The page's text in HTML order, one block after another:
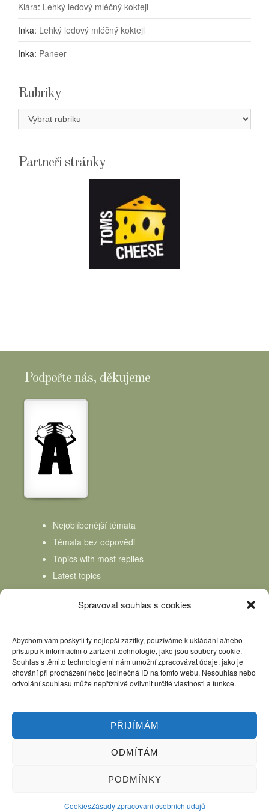
Spravovat souhlas s cookies
Abychom vám poskytli ty nejlepší zážitky, používáme k ukládání a/nebo
přístupu k informacím o zařízení technologie, jako jsou soubory cookie.
Souhlas s těmito technologiemi nám umožní zpracovávat údaje, jako je
chování při procházení nebo jedinečná ID na tomto webu. Nesouhlas nebo
odvolání souhlasu může nepříznivě ovlivnit určité vlastnosti a funkce.
PŘIJÍMÁM
ODMÍTÁM
PODMÍNKY
CookiesZásady zpracování osobních údajů
Klára: Lehký ledový mléčný koktejl
Inka: Lehký ledový mléčný koktejl
Inka: Paneer
Rubriky
Rubriky
Partneři stránky
Podpořte nás, děkujeme
Nejoblíbenější témata
Témata bez odpovědi
Topics with most replies
Latest topics
Topics Freshness
Kniha Domácí mlékař Nápověda